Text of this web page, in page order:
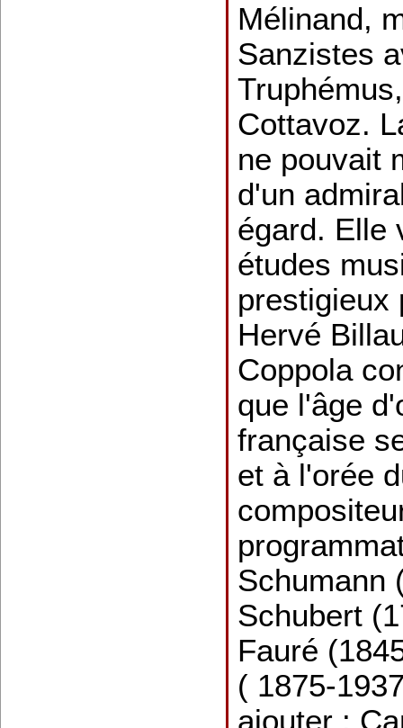
Mélinand,
Sanzistes
Cottavoz.
ne pouvait
d'un
égard. Elle
études
prestigieux
Hervé
Coppola
que l'âge
française
et à l'orée
Schumann
Schubert
Fauré
( 1875-
ajouter :